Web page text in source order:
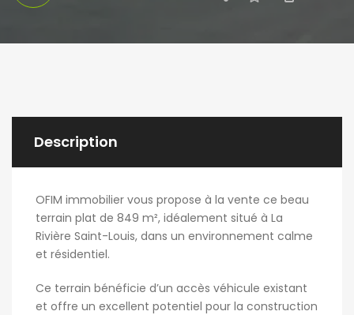
Description
OFIM immobilier vous propose à la vente ce beau
terrain plat de 849 m², idéalement situé à La
Rivière Saint-Louis, dans un environnement calme
et résidentiel.
Ce terrain bénéficie d’un accès véhicule existant
et offre un excellent potentiel pour la construction